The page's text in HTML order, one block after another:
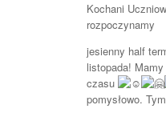
Kochani
rozpoczynamy
jesienny half
listopada!
czasu
pomysłowo.